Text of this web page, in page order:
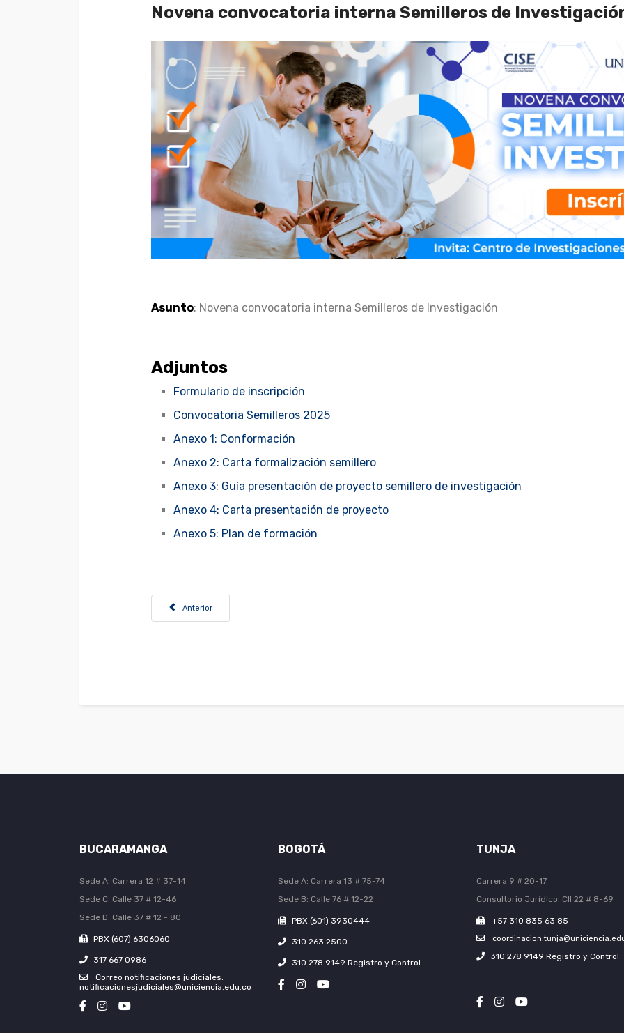
Novena convocatoria interna Semilleros de
Asunto: Novena convocatoria interna Semilleros de Investigación
Adjuntos
Formulario de inscripción
Convocatoria Semilleros 2025
Anexo 1: Conformación
Anexo 2: Carta formalización semillero
Anexo 3: Guía presentación de proyecto semillero de investigación
Anexo 4: Carta presentación de proyecto
Anexo 5: Plan de formación
Artículo anterior: Convocatoria Revista Visión N° 12 - 2025
Anterior
BUCARAMANGA
Sede A: Carrera 12 # 37-14
Sede C: Calle 37 # 12-46
Sede D: Calle 37 # 12 - 80
PBX (607) 6306060
317 667 0986
Correo notificaciones judiciales:
notificacionesjudiciales@uniciencia.edu.co
BOGOTÁ
Sede A: Carrera 13 # 75-74
Sede B: Calle 76 # 12-22
PBX (601) 3930444
310 263 2500
310 278 9149 Registro y Control
TUNJA
Carrera 9 # 20-17
Consultorio Jurídico: Cll 22 # 8-69
+57 310 835 63 85
310 278 9149 Registro y Control